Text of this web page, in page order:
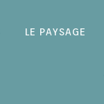
LE PAYSAGE